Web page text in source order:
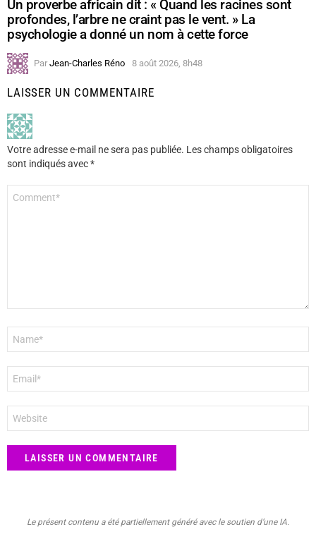
Un proverbe africain dit : « Quand les racines sont
profondes, l’arbre ne craint pas le vent. » La
psychologie a donné un nom à cette force
Par Jean-Charles Réno 8 août 2026, 8h48
LAISSER UN COMMENTAIRE
Votre adresse e-mail ne sera pas publiée. Les champs obligatoires
sont indiqués avec*
mail
*
web
Le présent contenu a été partiellement généré avec le soutien d’une IA.